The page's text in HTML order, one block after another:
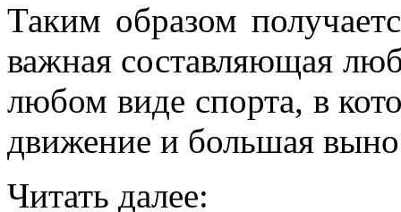
Таким образом
важная составляющая
любом виде спорта, в
движение и большая
Читать далее: